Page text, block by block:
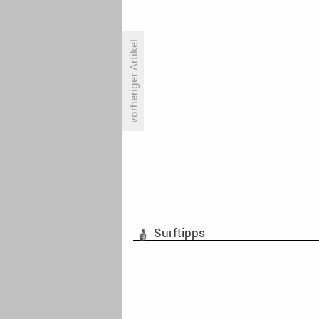
vorheriger Artikel
Surftipps